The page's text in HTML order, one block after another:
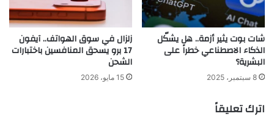
شات بوت يثير أزمة.. هل يشكّل
الذكاء الاصطناعي خطراً على
البشرية؟
8 سبتمبر، 2025
زلزال في سوق الهواتف.. آيفون
17 برو يسحق المنافسين باختبارات
الشحن
15 مايو، 2026
اترك تعليقاً